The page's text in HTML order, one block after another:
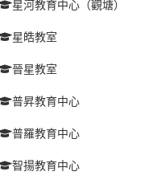
星河教育中心（觀塘）
星皓教室
晉星教室
普昇教育中心
普羅教育中心
智揚教育中心